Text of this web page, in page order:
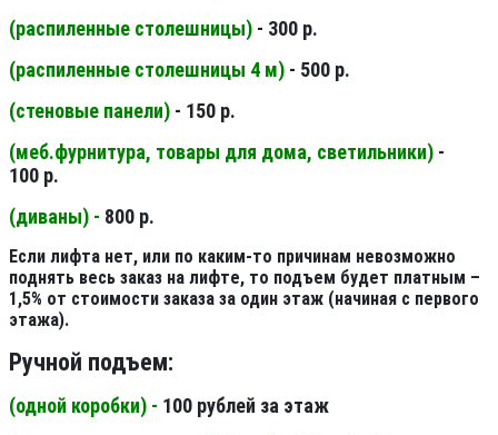
(распиленные столешницы) - 300 р.
(распиленные столешницы 4 м) - 500 р.
(стеновые панели) - 150 р.
(меб.фурнитура, товары для дома, светильники) -
100 р.
(диваны) - 800 р.
Если лифта нет, или по каким-то причинам невозможно
поднять весь заказ на лифте, то подъем будет платным –
1,5% от стоимости заказа за один этаж (начиная с первого
этажа).
Ручной подъем:
(одной коробки) - 100 рублей за этаж